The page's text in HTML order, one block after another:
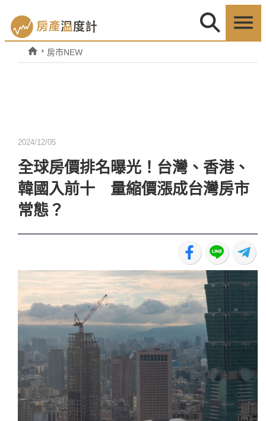
房市NEW
2024/12/05
全球房價排名曝光！台灣、香港、
韓國入前十 量縮價漲成台灣房市
常態？